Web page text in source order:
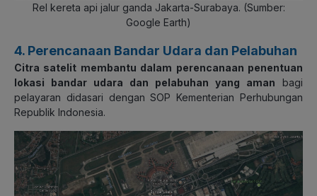
Rel kereta api jalur ganda Jakarta-Surabaya. (Sumber:
Google Earth)
4. Perencanaan Bandar Udara dan Pelabuhan
Citra satelit membantu dalam perencanaan penentuan
lokasi bandar udara dan pelabuhan yang aman bagi
pelayaran didasari dengan SOP Kementerian Perhubungan
Republik Indonesia.